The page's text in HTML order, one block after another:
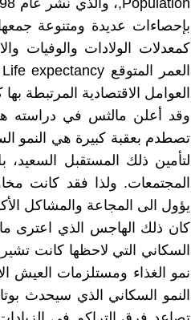
بإحصاءات عديدة ومتنوعة
كمعدلات الولادات والوفيات
العوامل الاقتصادية المرتبطة
وقد أعلن مالثس في دراسته
تصطدم بعقبة كبيرة هي النمو
لتأمين ذلك المستقبل
المجتمعات. ولذا فقد كانت
يؤول الى المجاعة والمشاكل
كان ذلك الهاجس الذي اعترى
السكاني التي لاحظها كانت تشير
نمو الغذاء ومستلزمات العيش
النمو السكاني الذي سيحدث